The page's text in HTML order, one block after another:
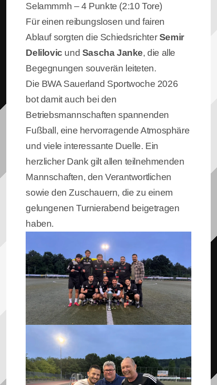
Selammmh – 4 Punkte (2:10 Tore)
Für einen reibungslosen und fairen
Ablauf sorgten die SchiedsrichterSemir
Delilovic und Sascha Janke, die alle
Begegnungen souverän leiteten.
Die BWA Sauerland Sportwoche 2026
bot damit auch bei den
Betriebsmannschaften spannenden
Fußball, eine hervorragende Atmosphäre
und viele interessante Duelle. Ein
herzlicher Dank gilt allen teilnehmenden
Mannschaften, den Verantwortlichen
sowie den Zuschauern, die zu einem
gelungenen Turnierabend beigetragen
haben.